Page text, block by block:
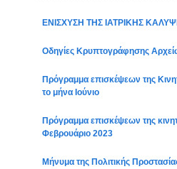
ΕΝΙΣΧΥΣΗ ΤΗΣ ΙΑΤΡΙΚΗΣ
Οδηγίες Κρυπτογράφησης
Πρόγραμμα επισκέψεων της
το μήνα Ιούνιο
Πρόγραμμα επισκέψεων της
Φεβρουάριο 2023
Μήνυμα της Πολιτικής